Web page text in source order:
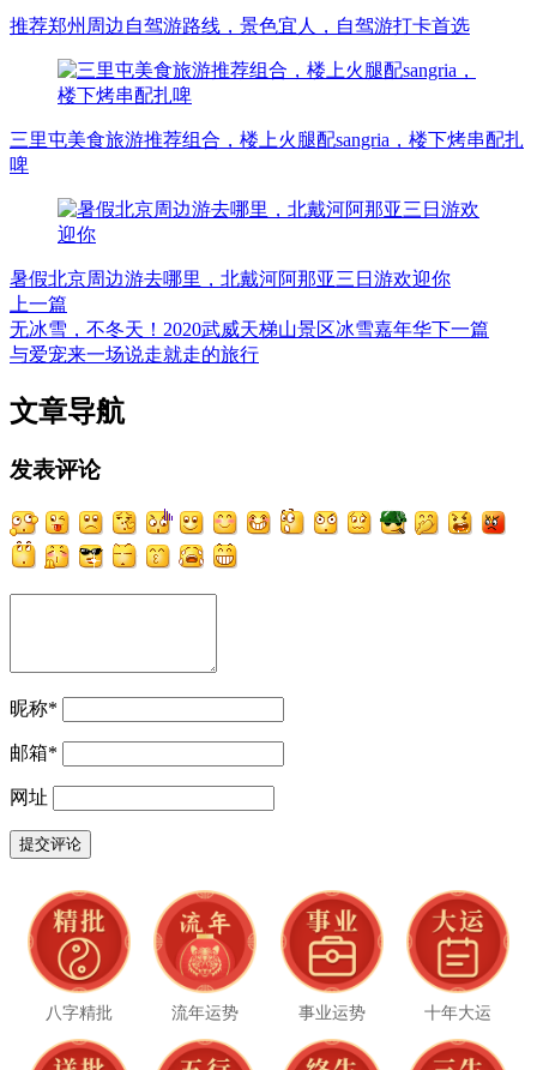
推荐郑州周边自驾游路线，景色宜人，自驾游打卡首选
三里屯美食旅游推荐组合，楼上火腿配sangria，楼下烤串配扎
啤
暑假北京周边游去哪里，北戴河阿那亚三日游欢迎你
上一篇
无冰雪，不冬天！2020武威天梯山景区冰雪嘉年华下一篇
与爱宠来一场说走就走的旅行
文章导航
发表评论
昵称*
邮箱*
网址
八字精批 流年运势 事业运势 十年大运